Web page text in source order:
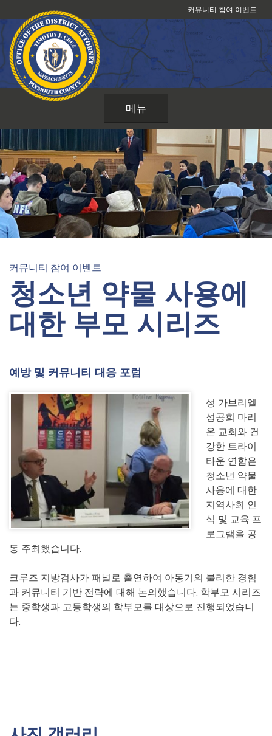
텐
츠
건
커뮤니티 참여 이벤트
메뉴
커뮤니티 참여 이벤트
청소년 약물 사용에
대한 부모 시리즈
예방 및 커뮤니티 대응 포럼
성 가브리엘
성공회 마리
온 교회와 건
강한 트라이
타운 연합은
청소년 약물
사용에 대한
지역사회 인
식 및 교육 프
로그램을 공
동 주최했습니다.
크루즈 지방검사가 패널로 출연하여 아동기의 불리한 경험
과 커뮤니티 기반 전략에 대해 논의했습니다. 학부모 시리즈
는 중학생과 고등학생의 학부모를 대상으로 진행되었습니
다.